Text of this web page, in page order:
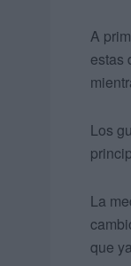
A
estas
Los
La
que